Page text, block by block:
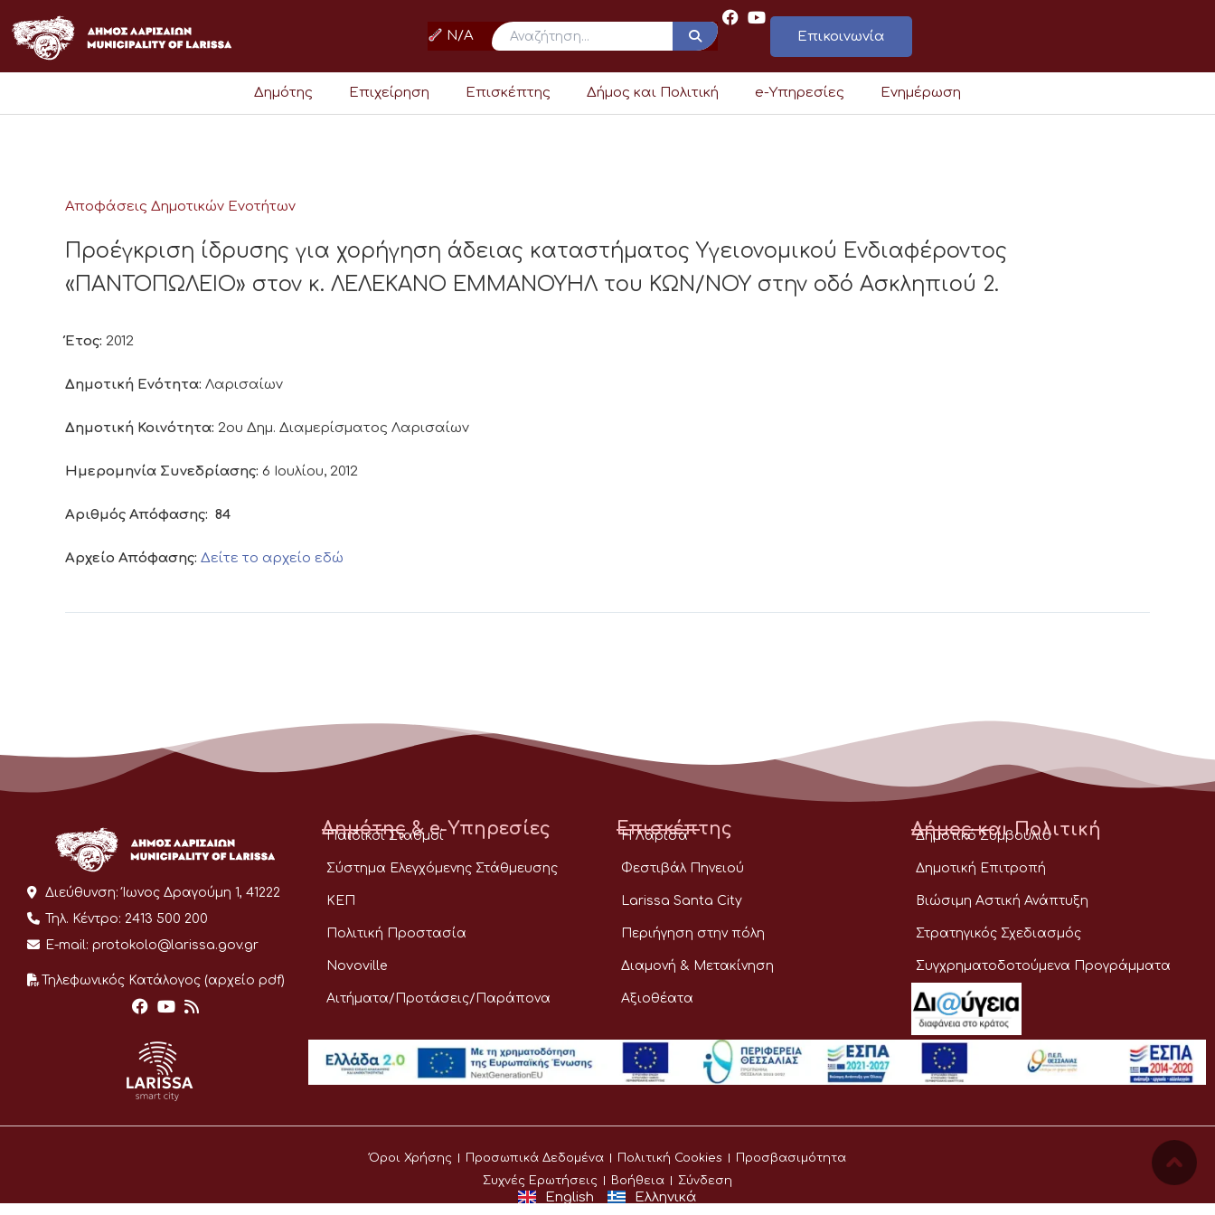
στο
περιεχόμενο
N/A Επικοινωνία
Δημότης Επιχείρηση Επισκέπτης Δήμος και Πολιτική e-Υπηρεσίες Ενημέρωση
Αποφάσεις Δημοτικών Ενοτήτων
Προέγκριση ίδρυσης για χορήγηση άδειας καταστήματος Υγειονομικού Ενδιαφέροντος
«ΠΑΝΤΟΠΩΛΕΙΟ» στον κ. ΛΕΛΕΚΑΝΟ ΕΜΜΑΝΟΥΗΛ του ΚΩΝ/ΝΟΥ στην οδό Ασκληπιού 2.
Έτος: 2012
Δημοτική Ενότητα: Λαρισαίων
Δημοτική Κοινότητα: 2ου Δημ. Διαμερίσματος Λαρισαίων
Ημερομηνία Συνεδρίασης: 6 Ιουλίου, 2012
Αριθμός Απόφασης: 84
Αρχείο Απόφασης: Δείτε το αρχείο εδώ
Διεύθυνση: Ίωνος Δραγούμη 1, 41222
Τηλ. Κέντρο: 2413 500 200
E-mail: protokolo@larissa.gov.gr
Τηλεφωνικός Κατάλογος (αρχείο pdf)
Δημότης & e-Υπηρεσίες
Παιδικοί Σταθμοί
Σύστημα Ελεγχόμενης Στάθμευσης
ΚΕΠ
Πολιτική Προστασία
Novoville
Αιτήματα/Προτάσεις/Παράπονα
Επισκέπτης
Η Λάρισα
Φεστιβάλ Πηνειού
Larissa Santa City
Περιήγηση στην πόλη
Διαμονή & Μετακίνηση
Αξιοθέατα
Δήμος και Πολιτική
Δημοτικό Συμβούλιο
Δημοτική Επιτροπή
Βιώσιμη Αστική Ανάπτυξη
Στρατηγικός Σχεδιασμός
Συγχρηματοδοτούμενα Προγράμματα
Όροι Χρήσης Προσωπικά Δεδομένα Πολιτική Cookies
Προσβασιμότητα
Συχνές Ερωτήσεις
Βοήθεια Σύνδεση
English Ελληνικά